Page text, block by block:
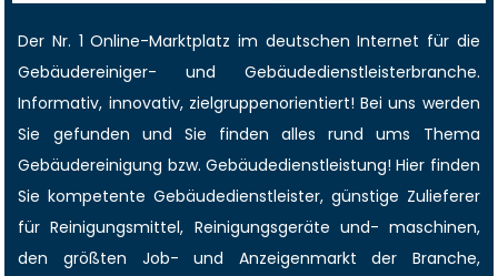
Der Nr. 1 Online-Marktplatz im deutschen Internet für die
Gebäudereiniger- und Gebäudedienstleisterbranche.
Informativ, innovativ, zielgruppenorientiert! Bei uns werden
Sie gefunden und Sie finden alles rund ums Thema
Gebäudereinigung bzw. Gebäudedienstleistung! Hier finden
Sie kompetente Gebäudedienstleister, günstige Zulieferer
für Reinigungsmittel, Reinigungsgeräte und- maschinen,
den größten Job- und Anzeigenmarkt der Branche,